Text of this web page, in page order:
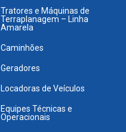
Tratores e Máquinas de
Terraplanagem – Linha
Amarela
Caminhões
Geradores
Locadoras de Veículos
Equipes Técnicas e
Operacionais